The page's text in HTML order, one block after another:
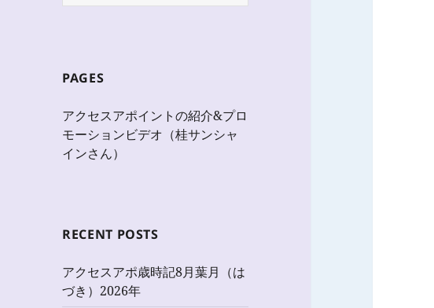
PAGES
アクセスアポイントの紹介&プロ
モーションビデオ（桂サンシャ
インさん）
RECENT POSTS
アクセスアポ歳時記8月葉月（は
づき）2026年